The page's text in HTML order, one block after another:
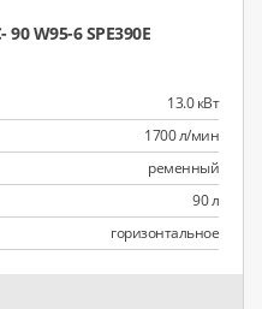
W95-6 SPE390E
13.0 кВт
1700 л/мин
ременный
90 л
горизонтальное